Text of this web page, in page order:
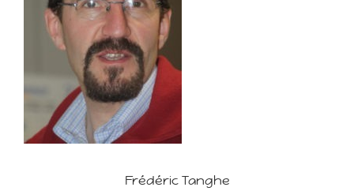
Frédéric Tanghe